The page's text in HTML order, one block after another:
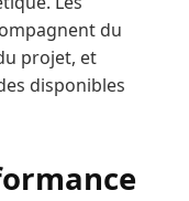
du
projet, et
disponibles